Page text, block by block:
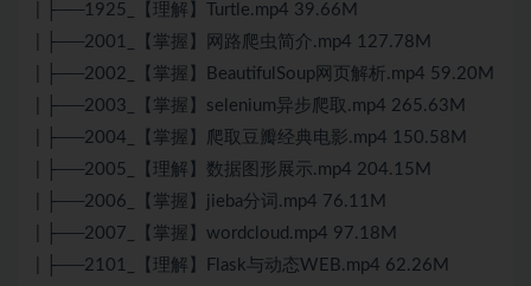
| ├──1925_【理解】Turtle.mp4 39.66M
| ├──2001_【掌握】网路爬虫简介.mp4 127.78M
| ├──2002_【掌握】BeautifulSoup网页解析.mp4 59.20M
| ├──2003_【掌握】selenium异步爬取.mp4 265.63M
| ├──2004_【掌握】爬取豆瓣经典电影.mp4 150.58M
| ├──2005_【理解】数据图形展示.mp4 204.15M
| ├──2006_【掌握】jieba分词.mp4 76.11M
| ├──2007_【掌握】wordcloud.mp4 97.18M
| ├──2101_【理解】Flask与动态WEB.mp4 62.26M